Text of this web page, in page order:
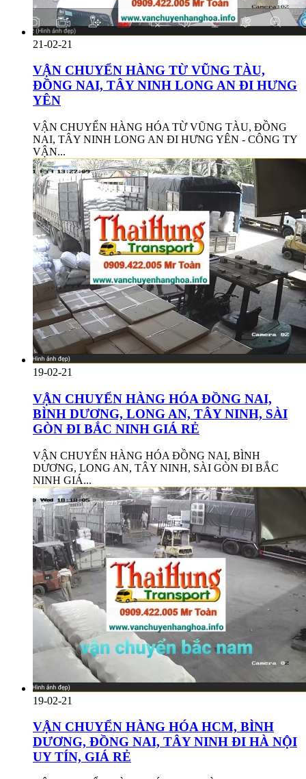
21-02-21
VẬN CHUYỂN HÀNG TỪ VŨNG TÀU,
ĐỒNG NAI, TÂY NINH LONG AN ĐI HƯNG
YÊN
VẬN CHUYỂN HÀNG HÓA TỪ VŨNG TÀU, ĐỒNG
NAI, TÂY NINH LONG AN ĐI HƯNG YÊN - CÔNG TY
VẬN...
19-02-21
VẬN CHUYỂN HÀNG HÓA ĐỒNG NAI,
BÌNH DƯƠNG, LONG AN, TÂY NINH, SÀI
GÒN ĐI BẮC NINH GIÁ RẺ
VẬN CHUYỂN HÀNG HÓA ĐỒNG NAI, BÌNH
DƯƠNG, LONG AN, TÂY NINH, SÀI GÒN ĐI BẮC
NINH GIÁ...
19-02-21
VẬN CHUYỂN HÀNG HÓA HCM, BÌNH
DƯƠNG, ĐỒNG NAI, TÂY NINH ĐI HÀ NỘI
UY TÍN, GIÁ RẺ